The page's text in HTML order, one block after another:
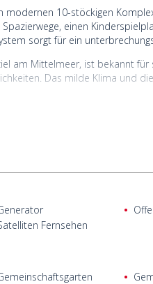
modernen 10-stöckigen
einen
sorgt für ein
am Mittelmeer, ist bekannt
Das milde Klima und
in Mersin Türkei
Fernsehen